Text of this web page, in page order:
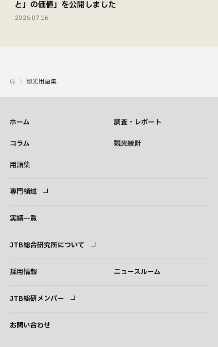
と」の価値」を公開しました
2026.07.16
観光用語集
ホーム 調査・レポート
コラム 観光統計
用語集
専門領域
実績一覧
JTB総合研究所について
採用情報 ニュースルーム
JTB総研メンバー
お問い合わせ